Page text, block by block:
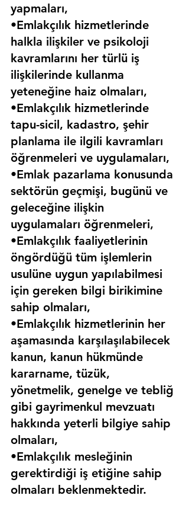
yapmaları,
•Emlakçılık hizmetlerinde
halkla ilişkiler ve psikoloji
kavramlarını her türlü iş
ilişkilerinde kullanma
yeteneğine haiz olmaları,
•Emlakçılık hizmetlerinde
tapu-sicil, kadastro, şehir
planlama ile ilgili kavramları
öğrenmeleri ve uygulamaları,
•Emlak pazarlama konusunda
sektörün geçmişi, bugünü ve
geleceğine ilişkin
uygulamaları öğrenmeleri,
•Emlakçılık faaliyetlerinin
öngördüğü tüm işlemlerin
usulüne uygun yapılabilmesi
için gereken bilgi birikimine
sahip olmaları,
•Emlakçılık hizmetlerinin her
aşamasında karşılaşılabilecek
kanun, kanun hükmünde
kararname, tüzük,
yönetmelik, genelge ve tebliğ
gibi gayrimenkul mevzuatı
hakkında yeterli bilgiye sahip
olmaları,
•Emlakçılık mesleğinin
gerektirdiği iş etiğine sahip
olmaları beklenmektedir.